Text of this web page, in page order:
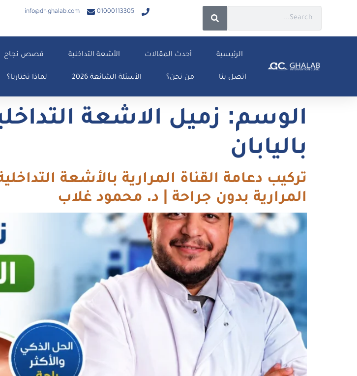
01000113305
info@dr-ghalab.com
الرئيسية أحدث المقالات الأشعة التداخلية قصص نجاح
اتصل بنا من نحن؟ الأسئلة الشائعة 2026 لماذا تختارنا؟
الوسم: زميل الاشعة
باليابان
المرارية بدون جراحة | د. محمود غلاب